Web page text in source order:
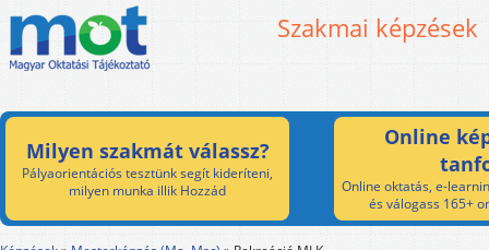
Szakmai képzések
Milyen szakmát válassz?
Pályaorientációs tesztünk segít kideríteni,
milyen munka illik Hozzád
Online
Online oktatás, e-
és válogass 165+